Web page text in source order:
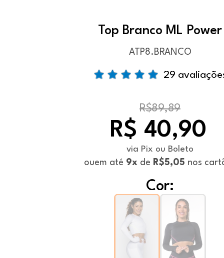
Top Branco ML Power
ATP8.BRANCO
29
R$89,89
R$ 40,90
via Pix ou Boleto
ouem até 9x de R$5,05 nos
Cor: